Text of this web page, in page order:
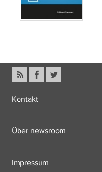
Kontakt
Über newsroom
Impressum